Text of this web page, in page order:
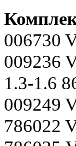
006730
009236
1.3-1.6
009249
786022